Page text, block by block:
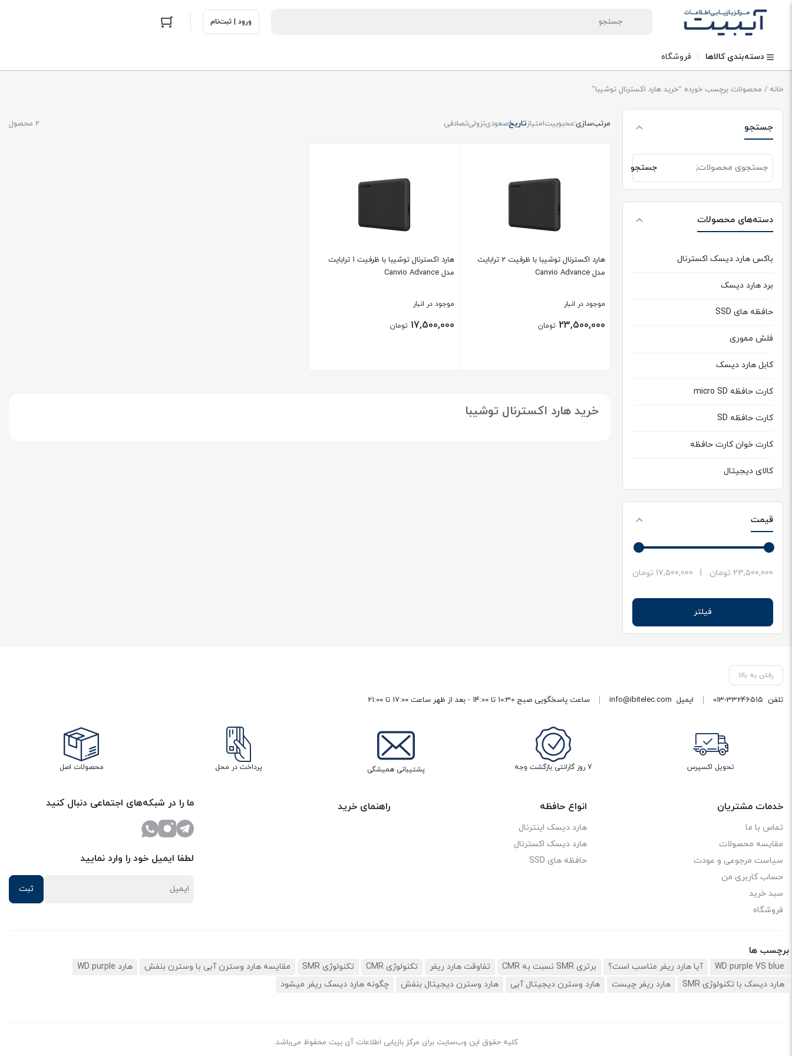
ورود | ثبت‌نام
دسته‌بندی کالاها فروشگاه
خانه / محصولات برچسب خورده “خرید هارد اکسترنال توشیبا”
جستجو
برای:
جستجو
دسته‌های محصولات
باکس هارد دیسک اکسترنال
برد هارد دیسک
حافظه های SSD
فلش مموری
کابل هارد دیسک
کارت حافظه micro SD
کارت حافظه SD
کارت خوان کارت حافظه
کالای دیجیتال
هارد دیسک اینترنال
قیمت
حداقل
حداکثر
17,500,000 تومان 23,500,000 تومان
فیلتر
2 محصول مرتب‌سازی:محبوبیتامتیازتاریخصعودینزولیتصادفی
هارد اکسترنال توشیبا با ظرفیت 2 ترابایت
مدل Canvio Advance
موجود در انبار
23,500,000 تومان
هارد اکسترنال توشیبا با ظرفیت 1 ترابایت
مدل Canvio Advance
موجود در انبار
17,500,000 تومان
خرید هارد اکسترنال توشیبا
رفتن به بالا
تلفن 013-33246515 ایمیل info@ibitelec.com ساعت پاسخگویی صبح 10:30 تا 14:00 - بعد از ظهر ساعت 17:00 تا 21:00
تحویل اکسپرس 7 روز گارانتی بازگشت وجه پشتیبانی همیشگی پرداخت در محل محصولات اصل
خدمات مشتریان
تماس با ما
مقایسه محصولات
سیاست مرجوعی و عودت
حساب کاربری من
سبد خرید
فروشگاه
انواع حافظه
هارد دیسک اینترنال
هارد دیسک اکسترنال
حافظه های SSD
راهنمای خرید ما را در شبکه‌های اجتماعی دنبال کنید
لطفا ایمیل خود را وارد نمایید
برچسب ها
WD purple VS blue آیا هارد ریفر مناسب است؟ برتری SMR نسبت به CMR تفاوقت هارد ریفر تکنولوژی CMR تکنولوژی SMR مقایسه هارد وسترن آبی با وسترن بنفش
هارد WD purple
هارد دیسک با تکنولوژی SMR
هارد ریفر چیست هارد وسترن دیجیتال آبی هارد وسترن دیجیتال بنفش چگونه هارد دیسک ریفر میشود
کلیه حقوق این وب‌سایت برای مرکز بازیابی اطلاعات آی بیت محفوظ می‌باشد.